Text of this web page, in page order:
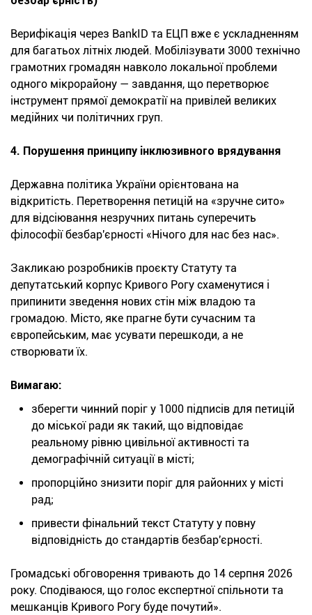
Верифікація через BankID та ЕЦП вже є ускладненням
для багатьох літніх людей. Мобілізувати 3000 технічно
грамотних громадян навколо локальної проблеми
одного мікрорайону — завдання, що перетворює
інструмент прямої демократії на привілей великих
медійних чи політичних груп.
4. Порушення принципу інклюзивного врядування
Державна політика України орієнтована на
відкритість. Перетворення петицій на «зручне сито»
для відсіювання незручних питань суперечить
філософії безбар'єрності «Нічого для нас без нас».
Закликаю розробників проєкту Статуту та
депутатський корпус Кривого Рогу схаменутися і
припинити зведення нових стін між владою та
громадою. Місто, яке прагне бути сучасним та
європейським, має усувати перешкоди, а не
створювати їх.
Вимагаю:
зберегти чинний поріг у 1000 підписів для петицій
до міської ради як такий, що відповідає
реальному рівню цивільної активності та
демографічній ситуації в місті;
пропорційно знизити поріг для районних у місті
рад;
привести фінальний текст Статуту у повну
відповідність до стандартів безбар'єрності.
Громадські обговорення тривають до 14 серпня 2026
року. Сподіваюся, що голос експертної спільноти та
мешканців Кривого Рогу буде почутий».